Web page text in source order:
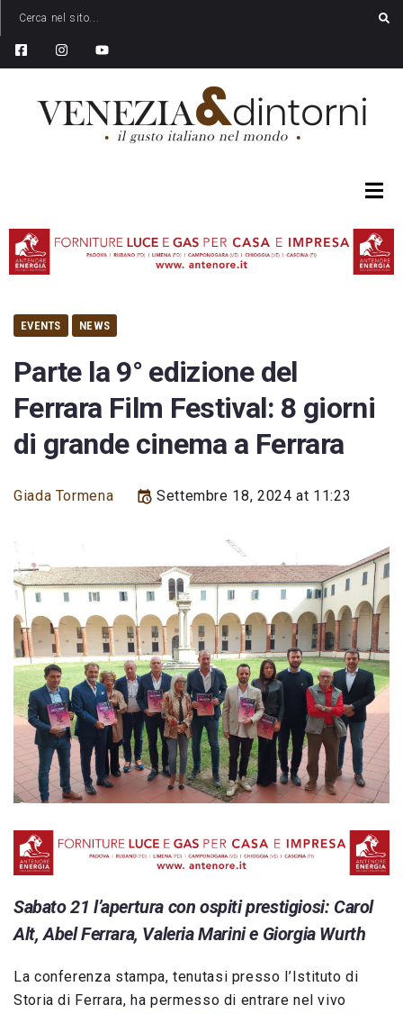
EVENTS NEWS
Parte la 9° edizione del
Ferrara Film Festival: 8 giorni
di grande cinema a Ferrara
Giada Tormena Settembre 18, 2024 at 11:23
Sabato 21 l’apertura con ospiti prestigiosi: Carol
Alt, Abel Ferrara, Valeria Marini e Giorgia Wurth
La conferenza stampa, tenutasi presso l’Istituto di
Storia di Ferrara, ha permesso di entrare nel vivo